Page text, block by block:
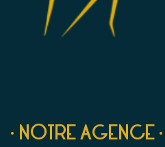
• NOTRE AGENCE •